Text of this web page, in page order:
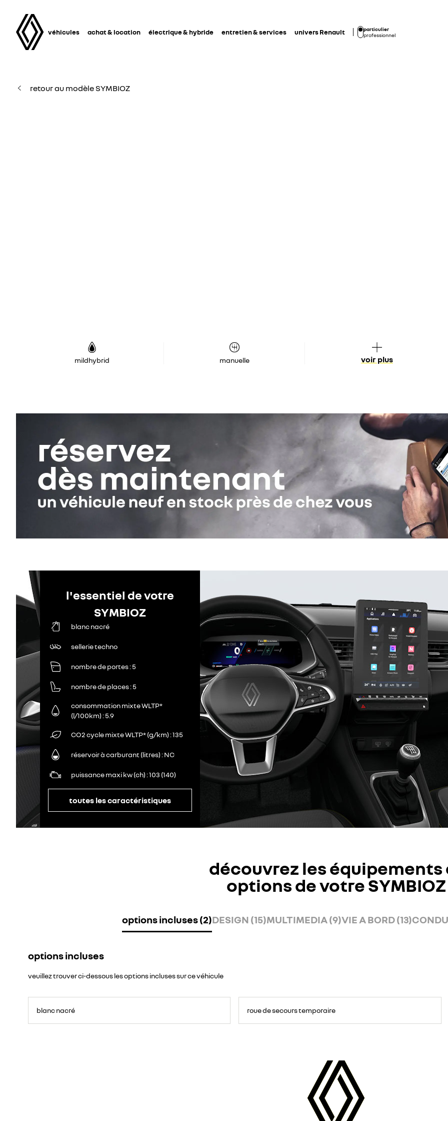
véhicules achat & location électrique & hybride entretien & services univers Renault
particulier
professionnel
retour au modèle SYMBIOZ
mildhybrid manuelle voir plus
l'essentiel de votre
SYMBIOZ
blanc nacré
sellerie techno
nombre de portes 5
nombre de places 5
consommation mixte WLTP*
(l/100km) 5.9
CO2 cycle mixte WLTP* (g/km) 135
réservoir à carburant (litres) NC
puissance maxi kw (ch) 103 (140)
toutes les caractéristiques
découvrez les équipements
options de votre SYMBIOZ
options incluses (2)DESIGN (15)MULTIMEDIA (9)VIE A BORD (13)
options incluses
veuillez trouver ci-dessous les options incluses sur ce véhicule
blanc nacré roue de secours temporaire